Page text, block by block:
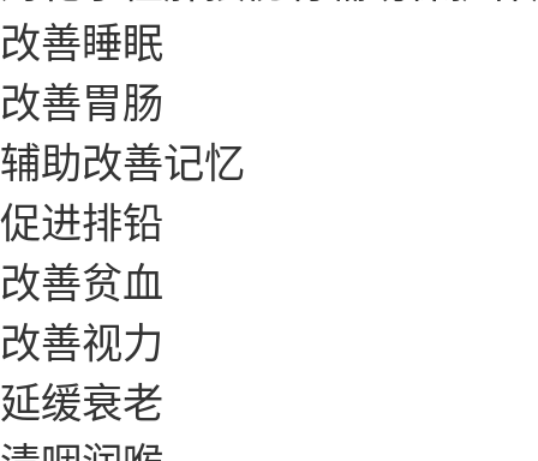
改善睡眠
改善胃肠
辅助改善记忆
促进排铅
改善贫血
改善视力
延缓衰老